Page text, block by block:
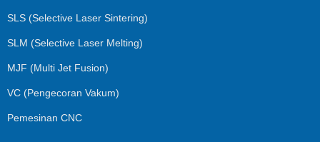
SLS (Selective Laser Sintering)
SLM (Selective Laser Melting)
MJF (Multi Jet Fusion)
VC (Pengecoran Vakum)
Pemesinan CNC